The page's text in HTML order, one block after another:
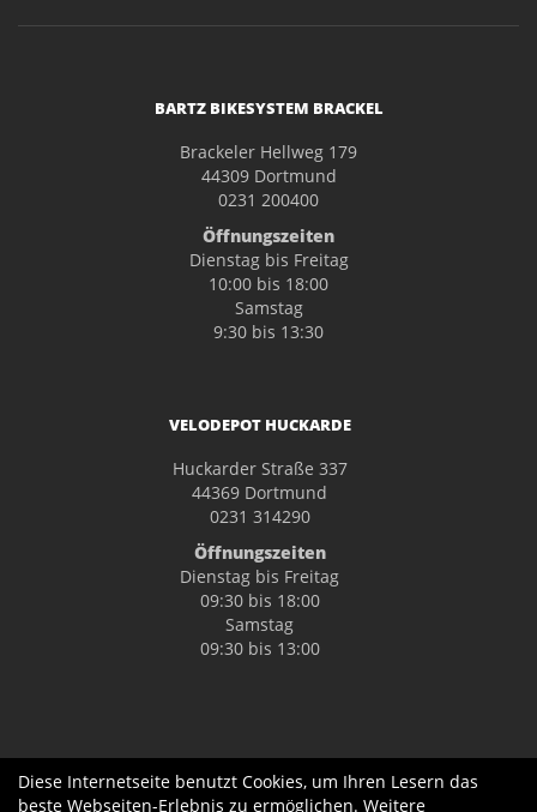
BARTZ BIKESYSTEM BRACKEL
Brackeler Hellweg 179
44309 Dortmund
0231 200400
Öffnungszeiten
Dienstag bis Freitag
10:00 bis 18:00
Samstag
9:30 bis 13:30
VELODEPOT HUCKARDE
Huckarder Straße 337
44369 Dortmund
0231 314290
Öffnungszeiten
Dienstag bis Freitag
09:30 bis 18:00
Samstag
09:30 bis 13:00
Diese Internetseite benutzt Cookies, um Ihren Lesern das
beste Webseiten-Erlebnis zu ermöglichen. Weitere